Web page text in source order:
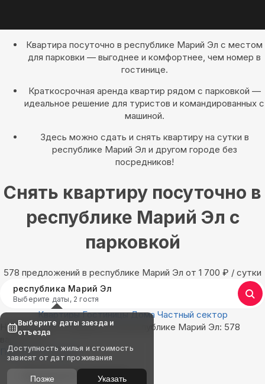
Квартира посуточно в республике Марий Эл с местом
для парковки — выгоднее и комфортнее, чем номер в
гостинице.
Краткосрочная аренда квартир рядом с парковкой —
идеальное решение для туристов и командированных с
машиной.
Здесь можно сдать и снять квартиру на сутки в
республике Марий Эл и другом городе без
посредников!
Снять квартиру посуточно в
республике Марий Эл с
парковкой
578 предложений в республике Марий Эл oт 1 700 ₽ / сутки
республика Марий Эл
Выберите даты, 2 гостя
Квартиры Гостиницы Дома Частный сектор
Найдём, где остановиться в республике Марий Эл: 578
вариантов
Показать на карте
Выбирайте лучшее
Выберите даты заезда и
отъезда
Доступность жилья и стоимость
зависят от дат проживания
Позже Указать